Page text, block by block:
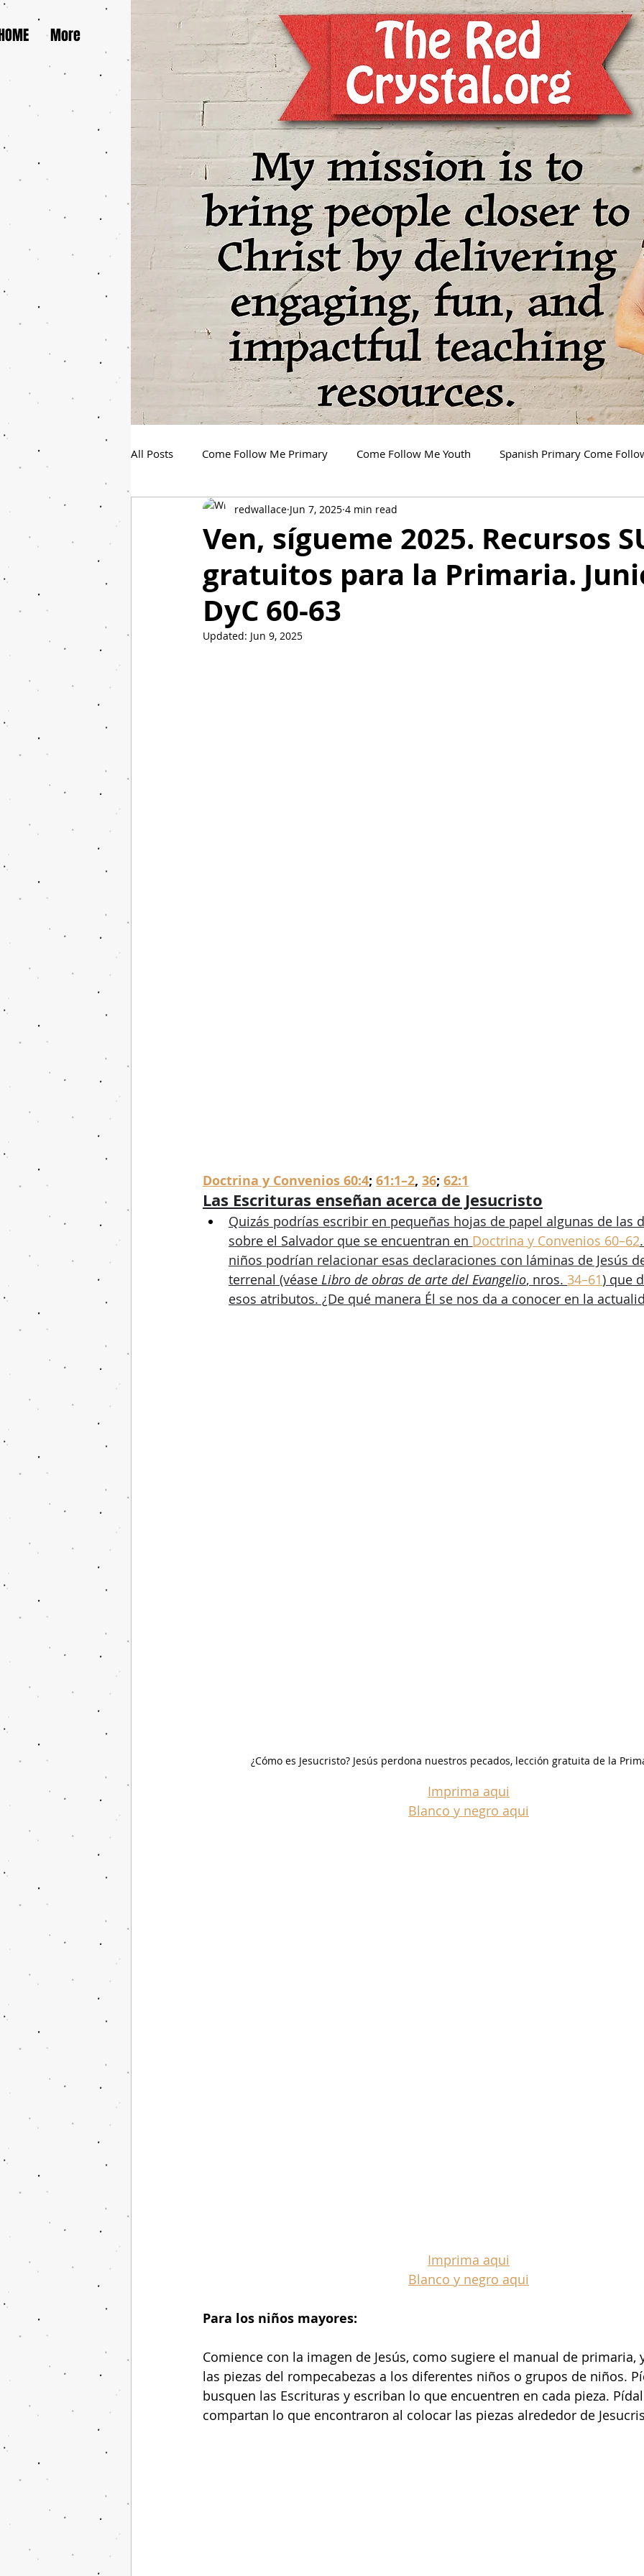
More
All Posts Come Follow Me Primary Come Follow Me Youth Spanish Primary Come
Spanish Youth Come Follow Me
Ven, sígueme 2025. Recursos
gratuitos para la Primaria.
DyC 60-63
redwallace Jun 7, 2025 4 min read
Updated: Jun 9, 2025
Doctrina y Convenios 60:4; 61:1–2, 36; 62:1
Las Escrituras enseñan acerca de Jesucristo
Quizás podrías escribir en pequeñas hojas de papel algunas de las
sobre el Salvador que se encuentran en Doctrina y Convenios 60–62
niños podrían relacionar esas declaraciones con láminas de Jesús
terrenal (véase Libro de obras de arte del Evangelio, nros. 34–61) que
esos atributos. ¿De qué manera Él se nos da a conocer en la
¿Cómo es Jesucristo? Jesús perdona nuestros pecados, lección gratuita de la
Imprima aqui
Blanco y negro aqui
Imprima aqui
Blanco y negro aqui
Para los niños mayores:
Comience con la imagen de Jesús, como sugiere el manual de
las piezas del rompecabezas a los diferentes niños o grupos de niños.
busquen las Escrituras y escriban lo que encuentren en cada pieza.
compartan lo que encontraron al colocar las piezas alrededor de